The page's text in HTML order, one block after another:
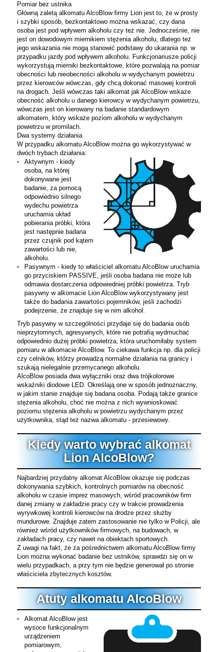
Pomiar bez ustnika
Główną zaletą alkomatu AlcoBlow firmy Lion jest to, że w prosty
i szybki sposób, bezkontaktowo można wskazać, czy dana
osoba jest pod wpływem alkoholu czy też nie. Jednocześnie, nie
jest on dowodowym miernikiem stężenia alkoholu, dlatego też
jego wskazania nie mogą stanowić podstawy do ukarania np. w
przypadku jazdy pod wpływem alkoholu. Funkcjonariusze policji
wykorzystują mierniki bezkontaktowe, które pozwalają na pomiar
obecności lub nieobecności alkoholu w wydychanym powietrzu
przez kierowców wówczas, gdy chcą dokonać masowej kontroli
na drogach. Jeśli wówczas taki alkomat jak AlcoBlow wskaże
obecność alkoholu u danego kierowcy w wydychanym powietrzu,
wówczas jest on kierowany na badanie standardowym
alkomatem, który wskaże poziom alkoholu w wydychanym
powietrzu w promilach.
Dwa systemy działania
W przypadku alkomatu AlcoBlow można go wykorzystywać w
dwóch trybach działania:
Aktywnym - kiedy
osoba, na której
dokonywane jest
badanie, za pomocą
odpowiednio silnego
wydechu powietrza
uruchamia układ
pobierania próbki, która
jest następnie badana
przez czujnik pod kątem
zawartości lub nie,
alkoholu.
Pasywnym - kiedy to właściciel alkomatu AlcoBlow uruchamia
go przyciskiem PASSIVE, jeśli osoba badana nie może lub
odmawia dostarczenia odpowiedniej próbki powietrza. Tryb
pasywny w alkomacie Lion AlcoBlow wykorzystywany jest
także do badania zawartości pojemników, jeśli zachodzi
podejrzenie, że znajduje się w nim alkohol.
Tryb pasywny w szczególności przydaje się do badania osób
nieprzytomnych, agresywnych, które nie potrafią wydmuchać
odpowiednio dużej próbki powietrza, która uruchomiłaby system
pomiaru w alkomacie AlcoBlow. To ciekawa funkcja np. dla policji
czy celników, którzy prowadzą normalne działania na granicy i
szukają nielegalnie przemycanego alkoholu.
AlcoBlow posiada dwa wyłączniki oraz dwa trójkolorowe
wskaźniki diodowe LED. Określają one w sposób jednoznaczny,
w jakim stanie znajduje się badana osoba. Podają także granice
stężenia alkoholu, choć nie można z nich wywnioskować
poziomu stężenia alkoholu w powietrzu wydychanym przez
użytkownika, stąd też nazwa alkomatu - przesiewowy.
Kiedy warto wybrać alkomat
Lion AlcoBlow?
Najbardziej przydatny alkomat AlcoBlow okazuje się podczas
dokonywania szybkich, kontrolnych pomiarów na obecność
alkoholu w czasie imprez masowych, wśród pracowników firm
danej zmiany w zakładzie pracy czy w trakcie prowadzenia
wyrywkowej kontroli kierowców na drodze przez służby
mundurowe. Znajduje zatem zastosowanie nie tylko w Policji, ale
również wśród użytkowników firmowych, na budowach, w
zakładach pracy, czy nawet na obiektach sportowych.
Z uwagi na fakt, że za pośrednictwem alkomatu AlcoBlow firmy
Lion można wykonać badanie bez ustników, sprawdzi się on w
wielu przypadkach, a przy tym nie będzie generował po stronie
właściciela zbytecznych kosztów.
Atuty alkomatu AlcoBlow
Alkomat AlcoBlow jest
wysoce funkcjonalnym
urządzeniem
pomiarowym,